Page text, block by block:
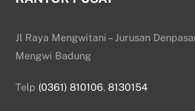
Jl Raya Mengwitani – Jurusan
Mengwi Badung
Telp (0361) 810106,8130154